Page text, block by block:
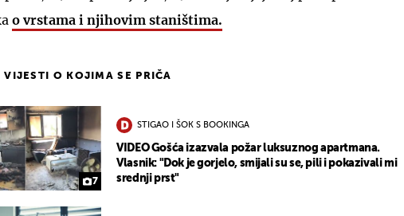
o vrstama i njihovim staništima.
VIJESTI O KOJIMA SE PRIČA
7
STIGAO I ŠOK S BOOKINGA
VIDEO Gošća izazvala požar luksuznog apartmana.
Vlasnik: "Dok je gorjelo, smijali su se, pili i pokazivali mi
srednji prst"